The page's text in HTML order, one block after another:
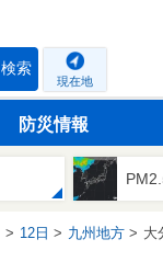
検索
現在地
防災情報
12日 九州地方 大